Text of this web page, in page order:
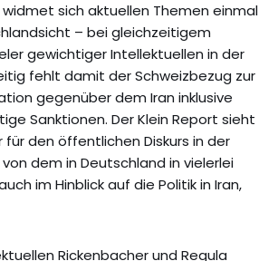
widmet sich aktuellen Themen einmal
– bei gleichzeitigem
gewichtiger Intellektuellen in der
fehlt damit der Schweizbezug zur
gegenüber dem Iran inklusive
Sanktionen. Der Klein Report sieht
für den öffentlichen Diskurs in der
dem in Deutschland in vielerlei
im Hinblick auf die Politik in Iran,
Rickenbacher und Regula